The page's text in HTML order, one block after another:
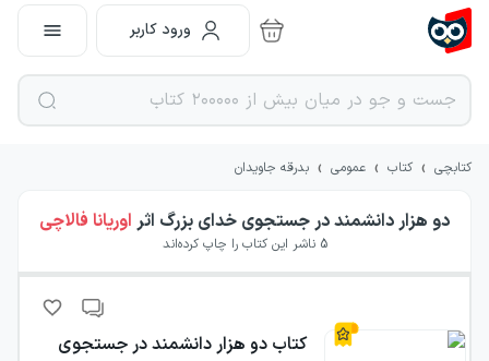
ورود کاربر
کتابچی › کتاب › عمومی › بدرقه جاویدان
دو هزار دانشمند در جستجوی خدای بزرگ اثر اوریانا فالاچی
5 ناشر این کتاب را چاپ کرده‌اند
کتاب دو هزار دانشمند در جستجوی